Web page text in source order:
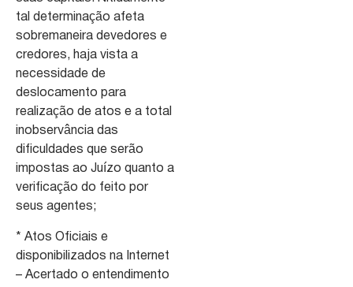
tal determinação afeta
sobremaneira devedores e
credores, haja vista a
necessidade de
deslocamento para
realização de atos e a total
inobservância das
dificuldades que serão
impostas ao Juízo quanto a
verificação do feito por
seus agentes;
* Atos Oficiais e
disponibilizados na Internet
– Acertado o entendimento